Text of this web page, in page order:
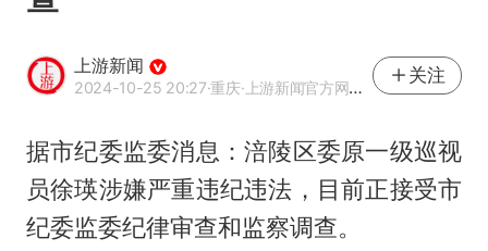
上游新闻
2024-10-25 20:27·重庆·上游新闻官方网易号
关注
据市纪委监委消息：涪陵区委原一级巡视
员徐瑛涉嫌严重违纪违法，目前正接受市
纪委监委纪律审查和监察调查。